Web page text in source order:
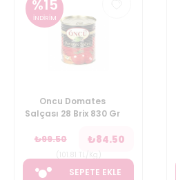
%15
İNDİRİM
Oncu Domates
Salçası 28 Brix 830 Gr
₺99.50 ₺84.50
SEPETE EKLE